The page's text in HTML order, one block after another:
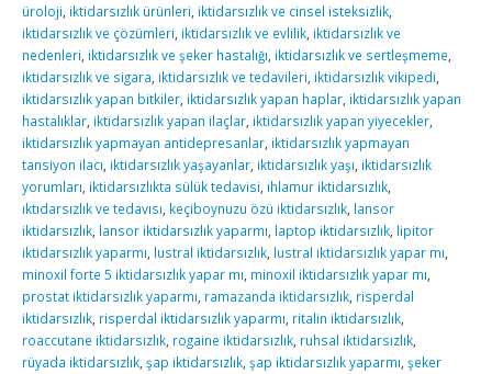
üroloji, iktidarsızlık ürünleri, iktidarsızlık ve cinsel isteksizlik,
iktidarsızlık ve çözümleri, iktidarsızlık ve evlilik, iktidarsızlık ve
nedenleri, iktidarsızlık ve şeker hastalığı, iktidarsızlık ve sertleşmeme,
iktidarsızlık ve sigara, iktidarsızlık ve tedavileri, iktidarsızlık vikipedi,
iktidarsızlık yapan bitkiler, iktidarsızlık yapan haplar, iktidarsızlık yapan
hastalıklar, iktidarsızlık yapan ilaçlar, iktidarsızlık yapan yiyecekler,
iktidarsızlık yapmayan antidepresanlar, iktidarsızlık yapmayan
tansiyon ilacı, iktidarsızlık yaşayanlar, iktidarsızlık yaşı, iktidarsızlık
yorumları, iktidarsızlıkta sülük tedavisi, ıhlamur iktidarsızlık,
ıktıdarsızlık ve tedavısı, keçiboynuzu özü iktidarsızlık, lansor
iktidarsızlık, lansor iktidarsızlık yaparmı, laptop iktidarsızlık, lipitor
iktidarsızlık yaparmı, lustral iktidarsızlık, lustral iktidarsızlık yapar mı,
minoxil forte 5 iktidarsızlık yapar mı, minoxil iktidarsızlık yapar mı,
prostat iktidarsızlık yaparmı, ramazanda iktidarsızlık, risperdal
iktidarsızlık, risperdal iktidarsızlık yaparmı, ritalin iktidarsızlık,
roaccutane iktidarsızlık, rogaine iktidarsızlık, ruhsal iktidarsızlık,
rüyada iktidarsızlık, şap iktidarsızlık, şap iktidarsızlık yaparmı, şeker